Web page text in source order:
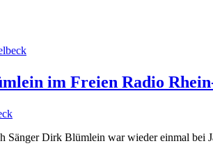
im Freien Radio
Sänger Dirk Blümlein war wieder einmal